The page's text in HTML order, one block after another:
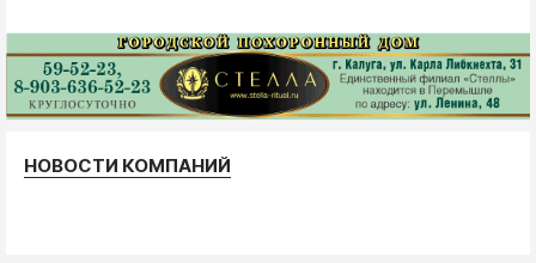
НОВОСТИ КОМПАНИЙ